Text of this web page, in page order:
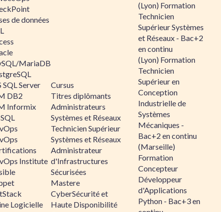
de données
MariaDB
SQL Server
DB2
Informix
Institute
Logicielle
Cursus
Titres diplômants
Administrateurs
Systèmes et Réseaux
Technicien Supérieur
Systèmes et Réseaux
Administrateur
d'Infrastructures
Sécurisées
Mastere
CyberSécurité et
Haute Disponibilité
(Lyon) Formation
Technicien
Supérieur Systèmes
et Réseaux - Bac+2
en continu
(Lyon) Formation
Technicien
Supérieur en
Conception
Industrielle de
Systèmes
Mécaniques -
Bac+2 en continu
(Marseille)
Formation
Concepteur
Développeur
d'Applications
Python - Bac+3 en